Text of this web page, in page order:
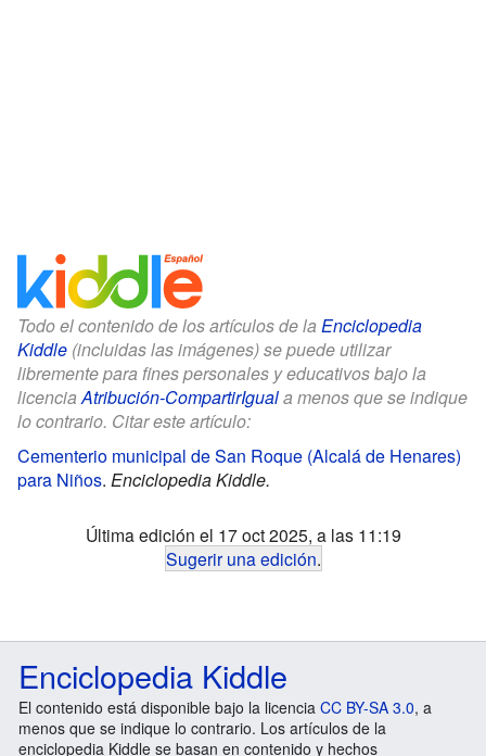
Todo el contenido de los artículos de la Enciclopedia
Kiddle (incluidas las imágenes) se puede utilizar
libremente para fines personales y educativos bajo la
licenciaAtribución-CompartirIguala menos que se indique
lo contrario. Citar este artículo:
Cementerio municipal de San Roque (Alcalá de Henares)
para Niños. Enciclopedia Kiddle.
Última edición el 17 oct 2025, a las 11:19
Sugerir una edición.
Enciclopedia Kiddle
El contenido está disponible bajo la licencia CC BY-SA 3.0, a
menos que se indique lo contrario. Los artículos de la
enciclopedia Kiddle se basan en contenido y hechos